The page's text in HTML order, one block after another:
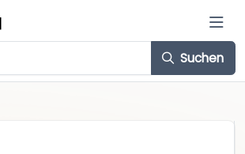
Suchen